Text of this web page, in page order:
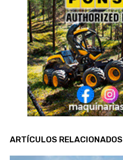
ARTÍCULOS RELACIONADOS